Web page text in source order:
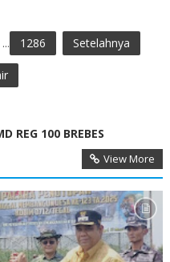
... 1286 Setelahnya
REG 100 BREBES
View More